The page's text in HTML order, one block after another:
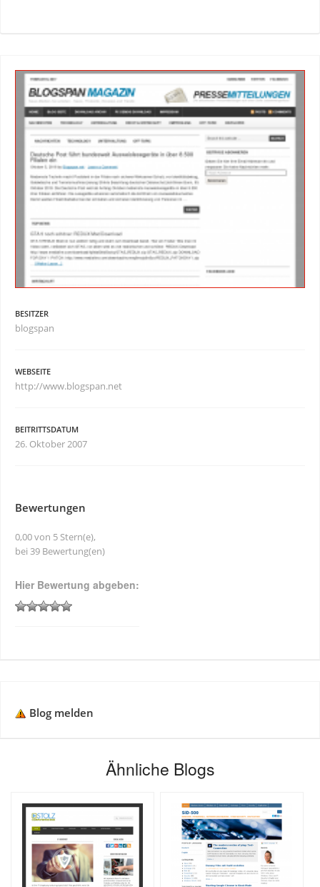
BESITZER
blogspan
WEBSEITE
http://www.blogspan.net
BEITRITTSDATUM
26. Oktober 2007
Bewertungen
0,00 von 5 Stern(e),
bei 39 Bewertung(en)
Hier Bewertung abgeben:
Blog melden
Ähnliche Blogs